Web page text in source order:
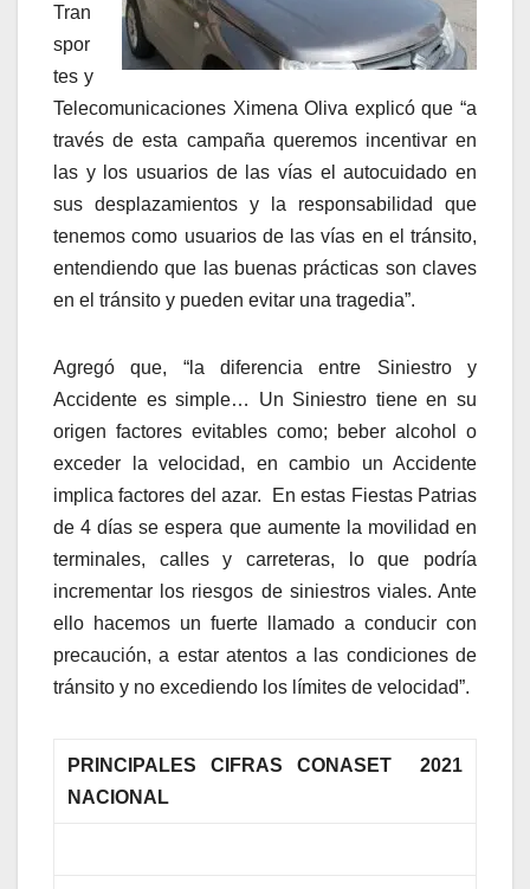
Tran
spor
tes y
Telecomunicaciones Ximena Oliva explicó que “a
través de esta campaña queremos incentivar en
las y los usuarios de las vías el autocuidado en
sus desplazamientos y la responsabilidad que
tenemos como usuarios de las vías en el tránsito,
entendiendo que las buenas prácticas son claves
en el tránsito y pueden evitar una tragedia”.
Agregó que, “la diferencia entre Siniestro y
Accidente es simple… Un Siniestro tiene en su
origen factores evitables como; beber alcohol o
exceder la velocidad, en cambio un Accidente
implica factores del azar. En estas Fiestas Patrias
de 4 días se espera que aumente la movilidad en
terminales, calles y carreteras, lo que podría
incrementar los riesgos de siniestros viales. Ante
ello hacemos un fuerte llamado a conducir con
precaución, a estar atentos a las condiciones de
tránsito y no excediendo los límites de velocidad”.
PRINCIPALES CIFRAS CONASET 2021
NACIONAL